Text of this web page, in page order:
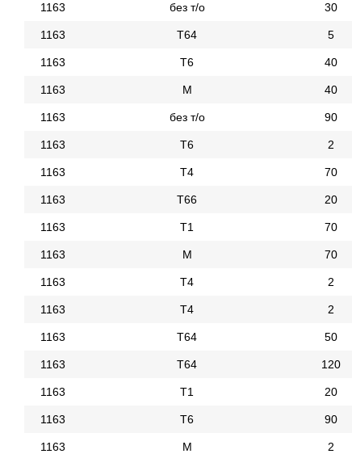
1163 без т/о 30
1163 Т64 5
1163 Т6 40
1163 М 40
1163 без т/о 90
1163 Т6 2
1163 Т4 70
1163 Т66 20
1163 Т1 70
1163 М 70
1163 Т4 2
1163 Т4 2
1163 Т64 50
1163 Т64 120
1163 Т1 20
1163 Т6 90
1163 М 2